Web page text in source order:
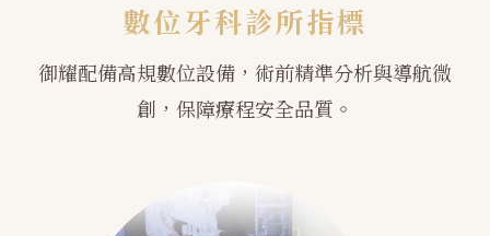
數位牙科診所指標
御耀配備高規數位設備，術前精準分析與導航微
創，保障療程安全品質。